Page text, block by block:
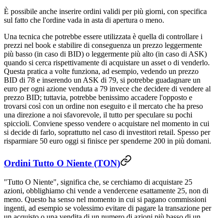
È possibile anche inserire ordini validi per più giorni, con specifica
sul fatto che l'ordine vada in asta di apertura o meno.
Una tecnica che potrebbe essere utilizzata è quella di controllare i
prezzi nel book e stabilire di conseguenza un prezzo leggermente
più basso (in caso di BID) o leggermente più alto (in caso di ASK)
quando si cerca rispettivamente di acquistare un asset o di venderlo.
Questa pratica a volte funziona, ad esempio, vedendo un prezzo
BID di 78 e inserendo un ASK di 79, si potrebbe guadagnare un
euro per ogni azione venduta a 79 invece che decidere di vendere al
prezzo BID; tuttavia, potrebbe benissimo accadere l'opposto e
trovarsi così con un ordine non eseguito e il mercato che ha preso
una direzione a noi sfavorevole, il tutto per speculare su pochi
spiccioli. Conviene spesso vendere o acquistare nel momento in cui
si decide di farlo, soprattutto nel caso di investitori retail. Spesso per
risparmiare 50 euro oggi si finisce per spenderne 200 in più domani.
Ordini Tutto O Niente (TON)
"Tutto O Niente", significa che, se cerchiamo di acquistare 25
azioni, obblighiamo chi vende a vendercene esattamente 25, non di
meno. Questo ha senso nel momento in cui si pagano commissioni
ingenti, ad esempio se volessimo evitare di pagare la transazione per